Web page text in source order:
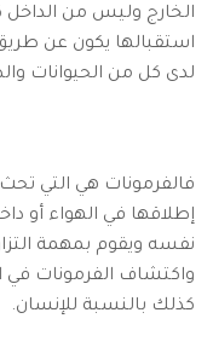
الخارج وليس من الداخل
استقبالها يكون عن
لدى كل من الحيوانات
فالفرمونات هي التي تحث
إطلاقها في الهواء أو
نفسه ويقوم بمهمة
واكتشاف الفرمونات في
كذلك بالنسبة للإنسان.